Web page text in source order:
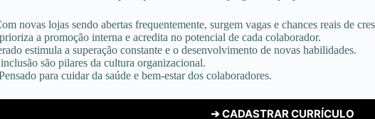
novas lojas sendo abertas frequentemente, surgem vagas e chances reais de
a promoção interna e acredita no potencial de cada colaborador.
estimula a superação constante e o desenvolvimento de novas habilidades.
são pilares da cultura organizacional.
para cuidar da saúde e bem-estar dos colaboradores.
➔ CADASTRAR CURRÍCULO